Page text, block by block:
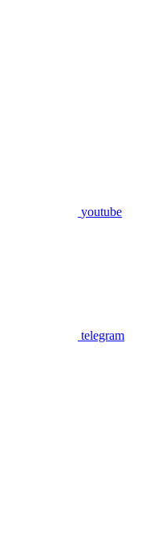
youtube
telegram